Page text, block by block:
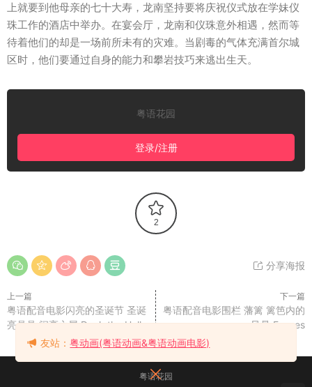
上就要到他母亲的七十大寿，龙南坚持要将庆祝仪式放在学妹仪
珠工作的酒店中举办。在宴会厅，龙南和仪珠意外相遇，然而等
待着他们的却是一场前所未有的灾难。当剧毒的气体充满首尔城
区时，他们要通过自身的能力和攀岩技巧来逃出生天。
粤语花园
登录/注册
2
分享海报
上一篇
粤语配音电影闪亮的圣诞节 圣诞
亮晶晶 闪亮之屋 Deck the Halls
下一篇
粤语配音电影围栏 藩篱 篱笆内的
风暴 Fences
粤语花园
友站：粤动画(粤语动画&粤语动画电影)